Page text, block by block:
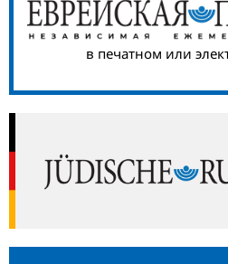
в печатном или